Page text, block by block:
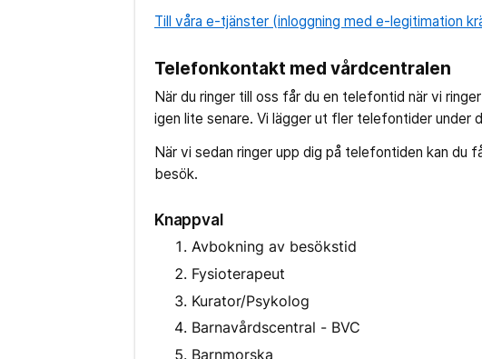
Till våra e-tjänster (inloggning med e-legitimation
Telefonkontakt med vårdcentralen
När du ringer till oss får du en telefontid när vi
igen lite senare. Vi lägger ut fler telefontider under
När vi sedan ringer upp dig på telefontiden kan
besök.
Knappval
Avbokning av besökstid
Fysioterapeut
Kurator/Psykolog
Barnavårdscentral - BVC
Barnmorska